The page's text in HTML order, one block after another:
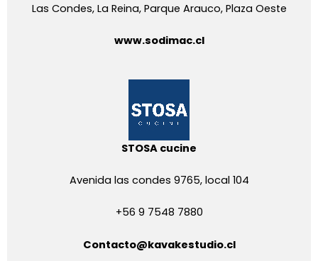
Las Condes, La Reina, Parque Arauco, Plaza Oeste
www.sodimac.cl
STOSA cucine
Avenida las condes 9765, local 104
+56 9 7548 7880
Contacto@kavakestudio.cl